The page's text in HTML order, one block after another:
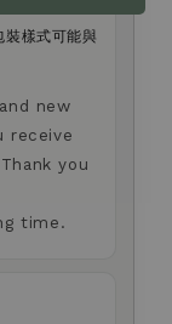
樣式可能與
new
receive
you
time.